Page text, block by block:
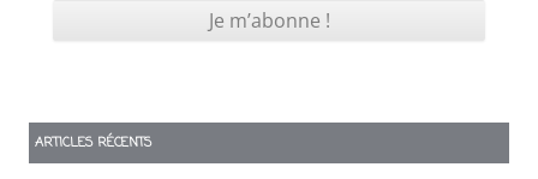
ARTICLES RÉCENTS